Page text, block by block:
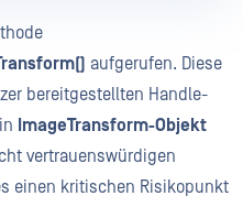
aufgerufen. Diese
bereitgestellten Handle-
ImageTransform-Objekt
vertrauenswürdigen
einen kritischen Risikopunkt